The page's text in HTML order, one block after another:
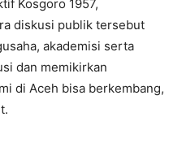
Kosgoro 1957,
diskusi publik tersebut
akademisi serta
dan memikirkan
di Aceh bisa berkembang,